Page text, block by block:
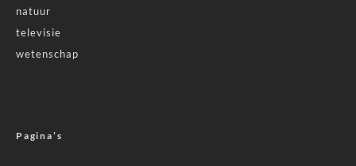
natuur
televisie
wetenschap
Pagina’s